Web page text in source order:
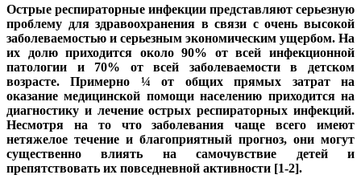
Острые респираторные инфекции представляют серьезную
проблему для здравоохранения в связи с очень высокой
заболеваемостью и серьезным экономическим ущербом. На
их долю приходится около 90% от всей инфекционной
патологии и 70% от всей заболеваемости в детском
возрасте. Примерно ¼ от общих прямых затрат на
оказание медицинской помощи населению приходится на
диагностику и лечение острых респираторных инфекций.
Несмотря на то что заболевания чаще всего имеют
нетяжелое течение и благоприятный прогноз, они могут
существенно влиять на самочувствие детей и
препятствовать их повседневной активности [1-2].